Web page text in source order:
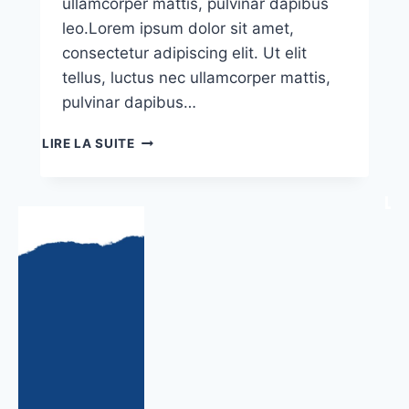
leo.Lorem ipsum dolor sit amet,
consectetur adipiscing elit. Ut elit
tellus, luctus nec ullamcorper mattis,
pulvinar dapibus…
LIRE LA SUITE